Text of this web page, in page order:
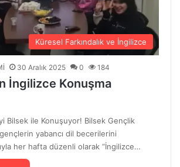
Küresel Farkındalık ve İngilizce
30 Aralık 2025 0 184
İngilizce Konuşma
Bilsek ile Konuşuyor! Bilsek Gençlik
yabancı dil becerilerini
her hafta düzenli olarak “İngilizce…